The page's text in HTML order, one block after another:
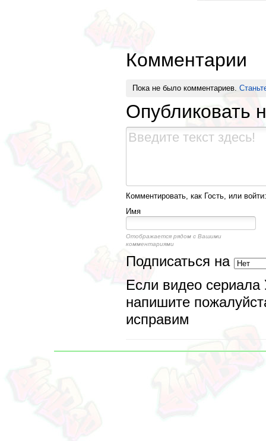
Комментарии
Пока не было комментариев.
Опубликовать
Комментировать, как Гость, или войти:
Имя
Отображается рядом с Вашими
комментариями
Подписаться на
Если видео сериала
напишите
исправим